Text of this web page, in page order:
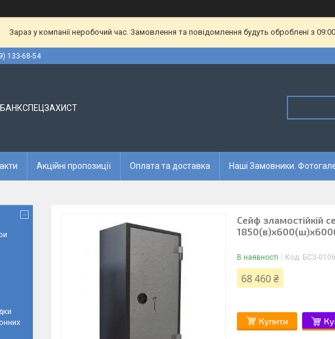
Зараз у компанії неробочий час. Замовлення та повідомлення будуть оброблені з
133-68-54
БАНКСПЕЦЗАХИСТ
Акційні пропозиції Оплата та доставка Наші Замовники.
Сейф зламостійкій
В наявності Код: БСЗ-0106
68 460 ₴
Купити